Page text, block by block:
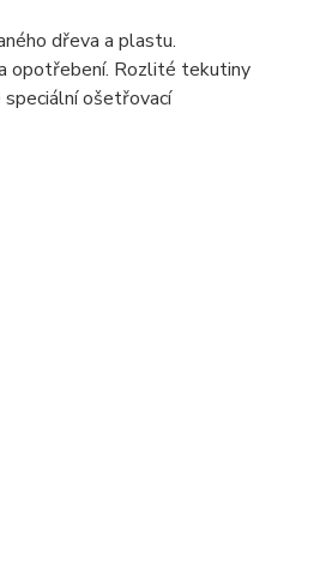
dřeva a plastu.
opotřebení. Rozlité tekutiny
speciální ošetřovací